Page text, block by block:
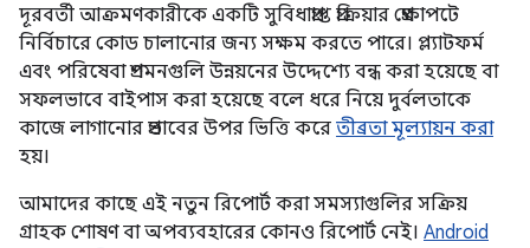
দূরবর্তী আক্রমণকারীকে একটি সুবিধাপ্রাপ্ত প্রক্রিয়ার প্রেক্ষাপটে
নির্বিচারে কোড চালানোর জন্য সক্ষম করতে পারে। প্ল্যাটফর্ম
এবং পরিষেবা প্রশমনগুলি উন্নয়নের উদ্দেশ্যে বন্ধ করা হয়েছে বা
সফলভাবে বাইপাস করা হয়েছে বলে ধরে নিয়ে দুর্বলতাকে
কাজে লাগানোর প্রভাবের উপর ভিত্তি করে তীব্রতা মূল্যায়ন করা
হয়।
আমাদের কাছে এই নতুন রিপোর্ট করা সমস্যাগুলির সক্রিয়
গ্রাহক শোষণ বা অপব্যবহারের কোনও রিপোর্ট নেই। Android